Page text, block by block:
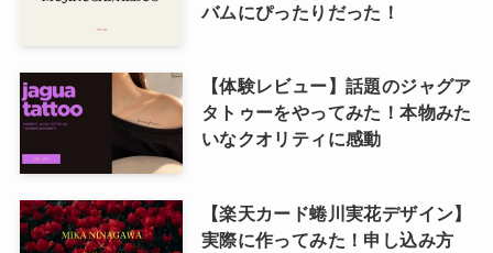
バムにぴったりだった！
【体験レビュー】話題のジャグア
タトゥーをやってみた！本物みた
いなクオリティに感動
【楽天カード蜷川実花デザイン】
実際に作ってみた！申し込み方